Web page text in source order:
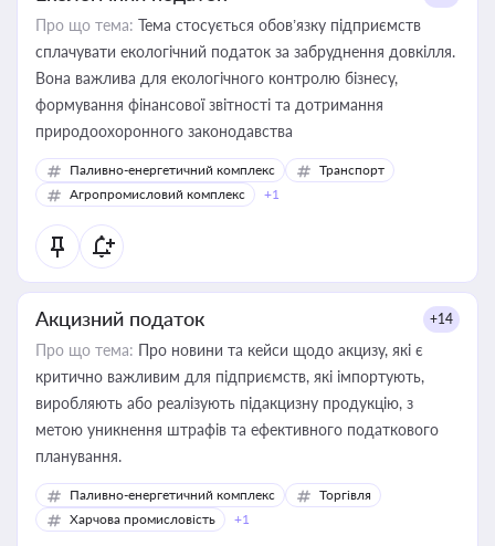
Про що тема: Тема стосується обов’язку підприємств
сплачувати екологічний податок за забруднення довкілля.
Вона важлива для екологічного контролю бізнесу,
формування фінансової звітності та дотримання
природоохоронного законодавства
Паливно-енергетичний комплекс
Транспорт
Агропромисловий комплекс
+1
Акцизний податок +14
Про що тема: Про новини та кейси щодо акцизу, які є
критично важливим для підприємств, які імпортують,
виробляють або реалізують підакцизну продукцію, з
метою уникнення штрафів та ефективного податкового
планування.
Паливно-енергетичний комплекс
Торгівля
Харчова промисловість
+1